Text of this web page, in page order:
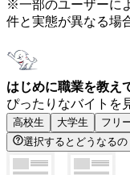
※一部のユーザーに
件と実態が異なる場
はじめに職業を教え
ぴったりなバイトを
高校生 大学生 フリ
選択するとどうなるの